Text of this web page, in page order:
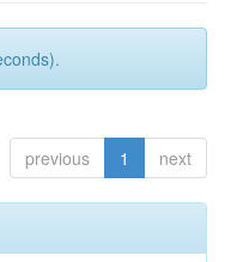
previous 1 next